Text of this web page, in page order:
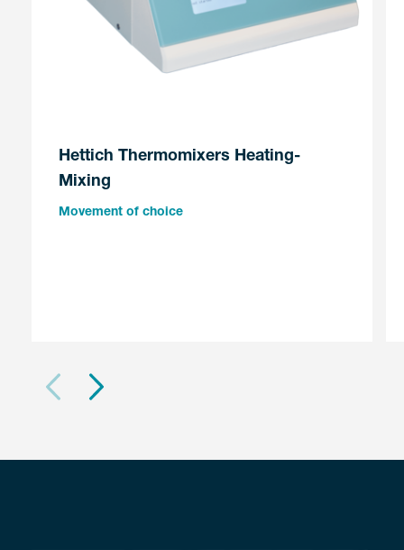
Hettich Thermomixers Heating-
Mixing
Movement of choice